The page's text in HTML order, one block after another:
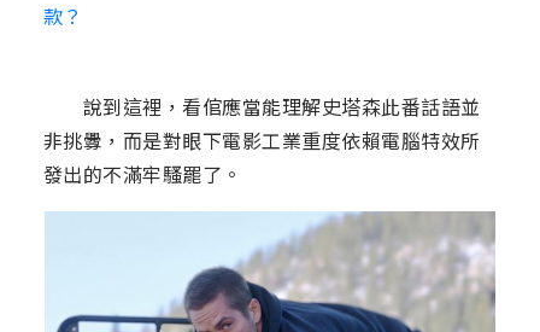
款？
說到這裡，看倌應當能理解史塔森此番話語並
非挑釁，而是對眼下電影工業重度依賴電腦特效所
發出的不滿牢騷罷了。